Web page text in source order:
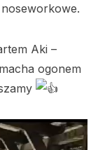
Aki –
ogonem